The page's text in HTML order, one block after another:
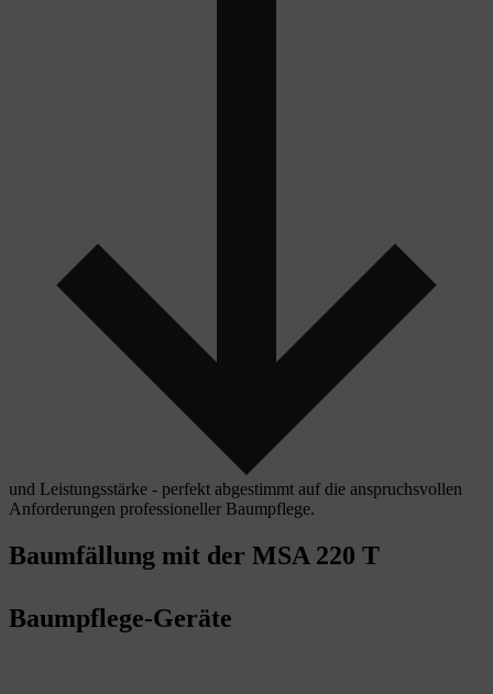
und Leistungsstärke - perfekt abgestimmt auf die anspruchsvollen
Anforderungen professioneller Baumpflege.
Baumfällung mit der MSA 220 T
Baumpflege-Geräte